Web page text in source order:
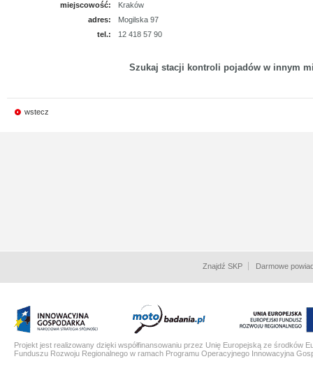
miejscowość:
Kraków
adres:
Mogilska 97
tel.:
12 418 57 90
Szukaj stacji kontroli pojadów w innym
wstecz
Znajdź SKP Darmowe
Projekt jest realizowany dzięki współfinansowaniu przez Unię Europejską ze środków
Funduszu Rozwoju Regionalnego w ramach Programu Operacyjnego Innowacyjna